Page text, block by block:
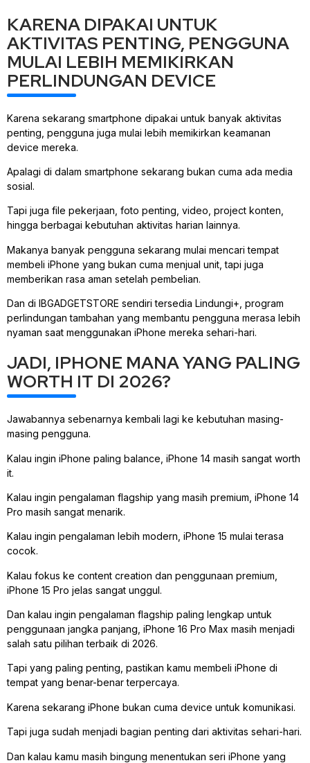
KARENA DIPAKAI UNTUK
AKTIVITAS PENTING, PENGGUNA
MULAI LEBIH MEMIKIRKAN
PERLINDUNGAN DEVICE
Karena sekarang smartphone dipakai untuk banyak aktivitas
penting, pengguna juga mulai lebih memikirkan keamanan
device mereka.
Apalagi di dalam smartphone sekarang bukan cuma ada media
sosial.
Tapi juga file pekerjaan, foto penting, video, project konten,
hingga berbagai kebutuhan aktivitas harian lainnya.
Makanya banyak pengguna sekarang mulai mencari tempat
membeli iPhone yang bukan cuma menjual unit, tapi juga
memberikan rasa aman setelah pembelian.
Dan di IBGADGETSTORE sendiri tersedia Lindungi+, program
perlindungan tambahan yang membantu pengguna merasa lebih
nyaman saat menggunakan iPhone mereka sehari-hari.
JADI, IPHONE MANA YANG PALING
WORTH IT DI 2026?
Jawabannya sebenarnya kembali lagi ke kebutuhan masing-
masing pengguna.
Kalau ingin iPhone paling balance, iPhone 14 masih sangat worth
it.
Kalau ingin pengalaman flagship yang masih premium, iPhone 14
Pro masih sangat menarik.
Kalau ingin pengalaman lebih modern, iPhone 15 mulai terasa
cocok.
Kalau fokus ke content creation dan penggunaan premium,
iPhone 15 Pro jelas sangat unggul.
Dan kalau ingin pengalaman flagship paling lengkap untuk
penggunaan jangka panjang, iPhone 16 Pro Max masih menjadi
salah satu pilihan terbaik di 2026.
Tapi yang paling penting, pastikan kamu membeli iPhone di
tempat yang benar-benar terpercaya.
Karena sekarang iPhone bukan cuma device untuk komunikasi.
Tapi juga sudah menjadi bagian penting dari aktivitas sehari-hari.
Dan kalau kamu masih bingung menentukan seri iPhone yang